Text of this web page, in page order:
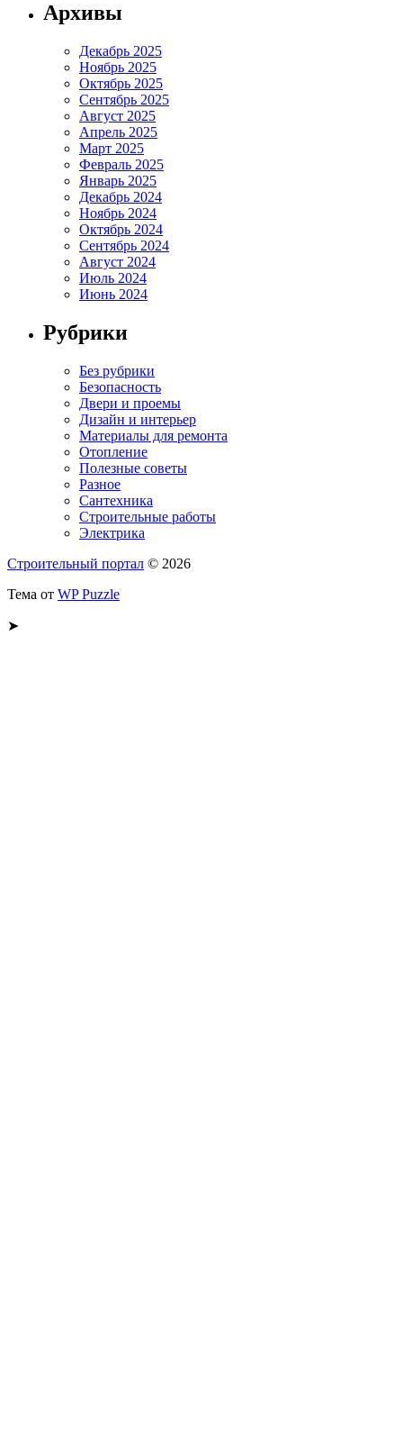
Архивы
Декабрь 2025
Ноябрь 2025
Октябрь 2025
Сентябрь 2025
Август 2025
Апрель 2025
Март 2025
Февраль 2025
Январь 2025
Декабрь 2024
Ноябрь 2024
Октябрь 2024
Сентябрь 2024
Август 2024
Июль 2024
Июнь 2024
Рубрики
Без рубрики
Безопасность
Двери и проемы
Дизайн и интерьер
Материалы для ремонта
Отопление
Полезные советы
Разное
Сантехника
Строительные работы
Электрика
Строительный портал © 2026
Тема от WP Puzzle
➤